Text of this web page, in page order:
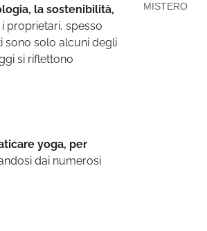
la sostenibilità,
proprietari, spesso
sono solo alcuni degli
si riflettono
yoga, per
dai numerosi
MISTERO